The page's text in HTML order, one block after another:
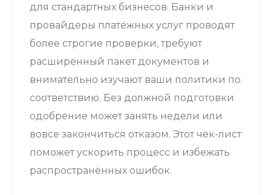
для стандартных бизнесов. Банки и
провайдеры платёжных услуг проводят
более строгие проверки, требуют
расширенный пакет документов и
внимательно изучают ваши политики по
соответствию. Без должной подготовки
одобрение может занять недели или
вовсе закончиться отказом. Этот чек-лист
поможет ускорить процесс и избежать
распространённых ошибок.